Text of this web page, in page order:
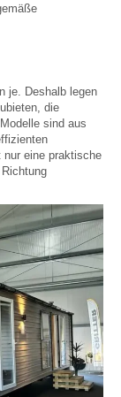
je. Deshalb legen
die
sind aus
eine praktische